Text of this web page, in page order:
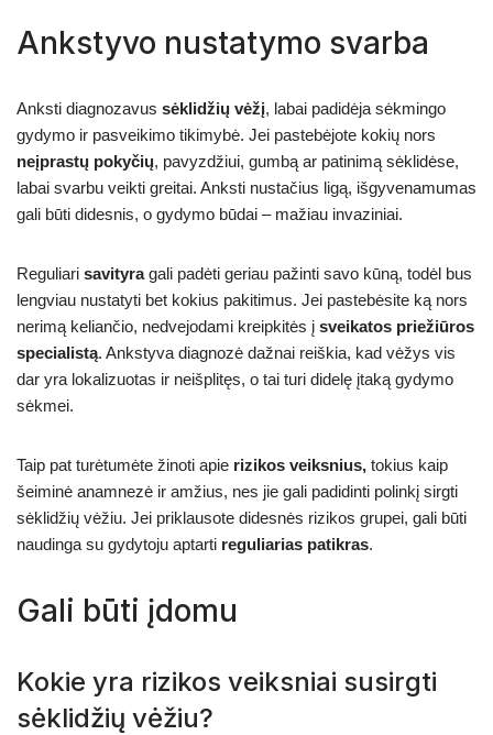
Ankstyvo nustatymo svarba
Anksti diagnozavus sėklidžių vėžį, labai padidėja sėkmingo
gydymo ir pasveikimo tikimybė. Jei pastebėjote kokių nors
neįprastų pokyčių, pavyzdžiui, gumbą ar patinimą sėklidėse,
labai svarbu veikti greitai. Anksti nustačius ligą, išgyvenamumas
gali būti didesnis, o gydymo būdai – mažiau invaziniai.
Reguliari savityragali padėti geriau pažinti savo kūną, todėl bus
lengviau nustatyti bet kokius pakitimus. Jei pastebėsite ką nors
nerimą keliančio, nedvejodami kreipkitės į sveikatos priežiūros
specialistą. Ankstyva diagnozė dažnai reiškia, kad vėžys vis
dar yra lokalizuotas ir neišplitęs, o tai turi didelę įtaką gydymo
sėkmei.
Taip pat turėtumėte žinoti apie rizikos veiksnius, tokius kaip
šeiminė anamnezė ir amžius, nes jie gali padidinti polinkį sirgti
sėklidžių vėžiu. Jei priklausote didesnės rizikos grupei, gali būti
naudinga su gydytoju aptarti reguliarias patikras.
Gali būti įdomu
Kokie yra rizikos veiksniai susirgti
sėklidžių vėžiu?